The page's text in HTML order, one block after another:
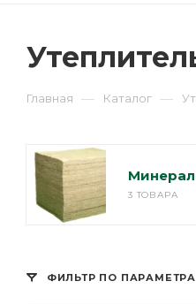
Главная — Каталог —
3 ТОВАРА
ФИЛЬТР ПО